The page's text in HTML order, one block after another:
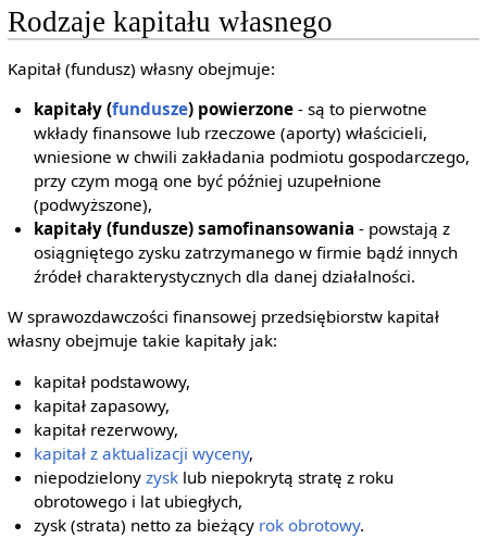
Rodzaje kapitału własnego
Kapitał (fundusz) własny obejmuje:
kapitały (fundusze) powierzone - są to pierwotne
wkłady finansowe lub rzeczowe (aporty) właścicieli,
wniesione w chwili zakładania podmiotu gospodarczego,
przy czym mogą one być później uzupełnione
(podwyższone),
kapitały (fundusze) samofinansowania - powstają z
osiągniętego zysku zatrzymanego w firmie bądź innych
źródeł charakterystycznych dla danej działalności.
W sprawozdawczości finansowej przedsiębiorstw kapitał
własny obejmuje takie kapitały jak:
kapitał podstawowy,
kapitał zapasowy,
kapitał rezerwowy,
kapitał z aktualizacji wyceny,
niepodzielonyzysk lub niepokrytą stratę z roku
obrotowego i lat ubiegłych,
zysk (strata) netto za bieżący rok obrotowy.